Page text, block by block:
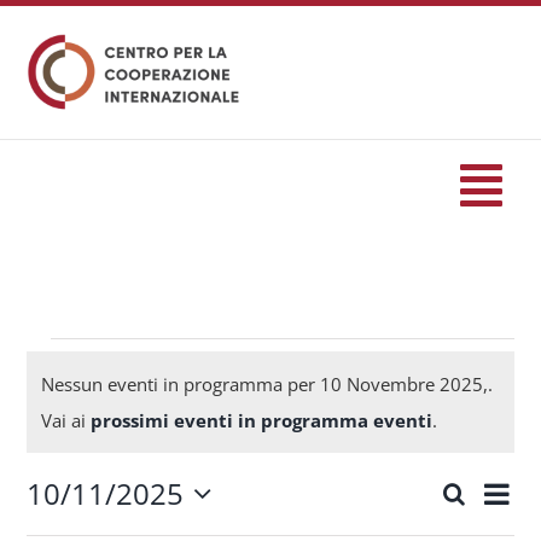
contenuto
Eventi
for
Notice
Nessun eventi in programma per 10 Novembre 2025,.
Vai ai prossimi eventi in programma eventi.
Eventi
Cerca
10/11/2025
Seleziona